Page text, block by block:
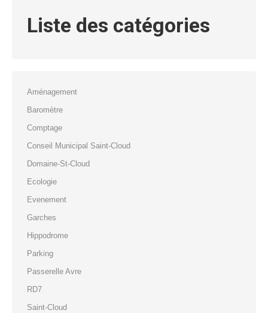
Liste des catégories
Aménagement
Baromètre
Comptage
Conseil Municipal Saint-Cloud
Domaine-St-Cloud
Ecologie
Evenement
Garches
Hippodrome
Parking
Passerelle Avre
RD7
Saint-Cloud